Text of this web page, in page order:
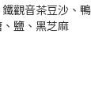
觀音茶豆沙、鴨
鹽、黑芝麻